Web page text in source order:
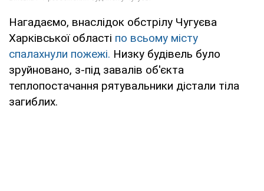
Нагадаємо, внаслідок обстрілу Чугуєва
Харківської області по всьому місту
спалахнули пожежі. Низку будівель було
зруйновано, з-під завалів об'єкта
теплопостачання рятувальники дістали тіла
загиблих.